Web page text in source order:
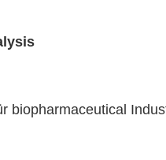
biopharmaceutical